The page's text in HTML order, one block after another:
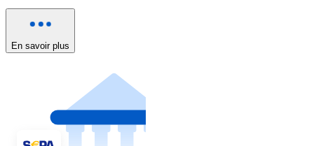
En savoir plus